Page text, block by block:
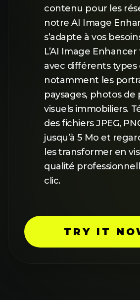
contenu pour les
notre AI Image
s’adapte à vos
L’AI Image
avec différents types
notamment les
paysages, photos
visuels immobiliers.
des fichiers JPEG,
jusqu’à 5 Mo et
les transformer en
qualité
clic.
TRY IT